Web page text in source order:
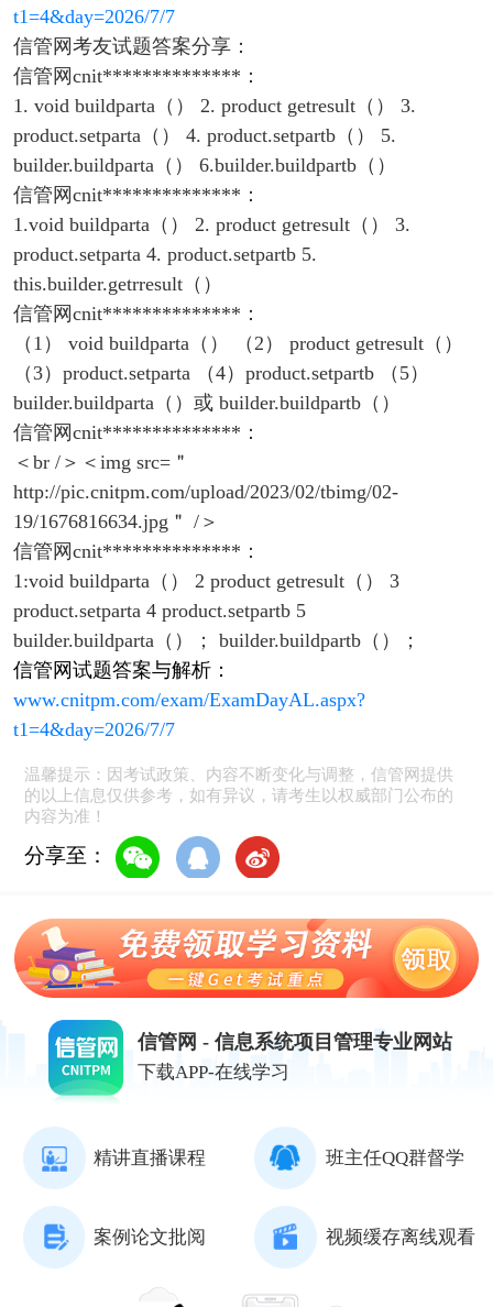
t1=4&day=2026/7/7
信管网考友试题答案分享：
信管网cnit**************：
1. void buildparta（） 2. product getresult（） 3.
product.setparta（） 4. product.setpartb（） 5.
builder.buildparta（） 6.builder.buildpartb（）
信管网cnit**************：
1.void buildparta（） 2. product getresult（） 3.
product.setparta 4. product.setpartb 5.
this.builder.getrresult（）
信管网cnit**************：
（1） void buildparta（） （2） product getresult（）
（3）product.setparta （4）product.setpartb （5）
builder.buildparta（）或 builder.buildpartb（）
信管网cnit**************：
＜br /＞＜img src=＂
http://pic.cnitpm.com/upload/2023/02/tbimg/02-
19/1676816634.jpg＂ /＞
信管网cnit**************：
1:void buildparta（） 2 product getresult（） 3
product.setparta 4 product.setpartb 5
builder.buildparta（）； builder.buildpartb（）；
信管网试题答案与解析：
www.cnitpm.com/exam/ExamDayAL.aspx?
t1=4&day=2026/7/7
温馨提示：因考试政策、内容不断变化与调整，信管网提供
的以上信息仅供参考，如有异议，请考生以权威部门公布的
内容为准！
分享至：
信管网 - 信息系统项目管理专业网站
下载APP-在线学习
精讲直播课程 班主任QQ群督学
案例论文批阅 视频缓存离线观看